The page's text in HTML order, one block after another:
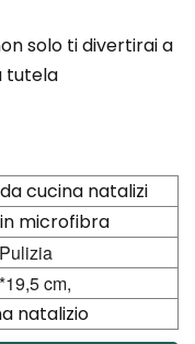
solo ti divertirai a
tutela
cucina natalizi
microfibra
Pulizia
cm,
natalizio